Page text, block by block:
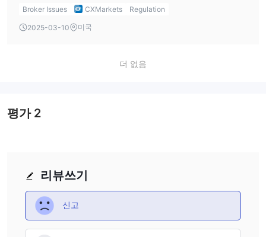
contracts, like landfall contracts. Lastly, the absence of a
dealbreaker for those who prioritize safety and
financial authority, such as the Taipei Exchange. This
regulatory standards, which could include issues such as
transparency, or operational misconduct. For traders, the
bodies. Without this oversight, there is no guarantee that
CXMarkets is following ethical or legal standards, which
evaluating CXMarkets as a potential broker. The lack of
regulation exposes traders to greater risk and should be
taken into account before making any financial
Broker Issues CXMarkets Regulation
2025-03-10 미국
더 없음
리뷰쓰기
신고
평가2